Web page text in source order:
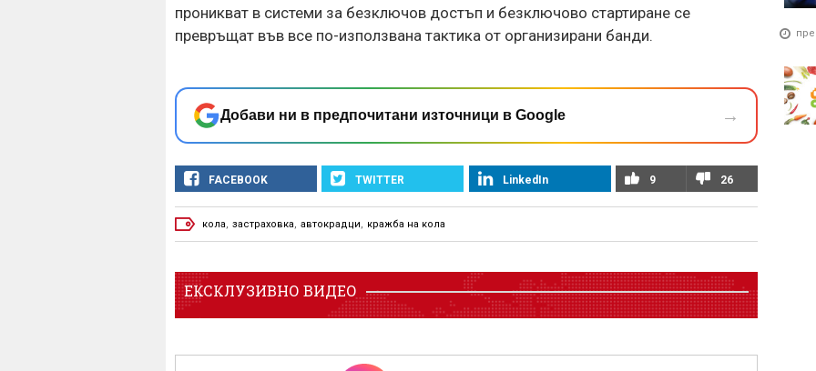
проникват в системи за безключов достъп и безключово стартиране се
превръщат във все по-използвана тактика от организирани банди.
Добави ни в предпочитани източници в Google →
FACEBOOK TWITTER LinkedIn 9 26
кола, застраховка, автокрадци, кражба на кола
ЕКСКЛУЗИВНО ВИДЕО